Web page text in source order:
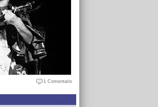
1 Comentario